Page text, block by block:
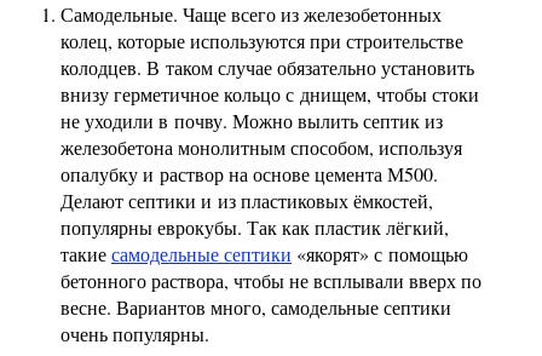
Самодельные. Чаще всего из железобетонных
колец, которые используются при строительстве
колодцев. В таком случае обязательно установить
внизу герметичное кольцо с днищем, чтобы стоки
не уходили в почву. Можно вылить септик из
железобетона монолитным способом, используя
опалубку и раствор на основе цемента М500.
Делают септики и из пластиковых ёмкостей,
популярны еврокубы. Так как пластик лёгкий,
такиесамодельные септики «якорят» с помощью
бетонного раствора, чтобы не всплывали вверх по
весне. Вариантов много, самодельные септики
очень популярны.